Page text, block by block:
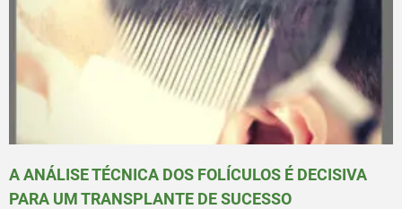
A ANÁLISE TÉCNICA DOS FOLÍCULOS É DECISIVA
PARA UM TRANSPLANTE DE SUCESSO